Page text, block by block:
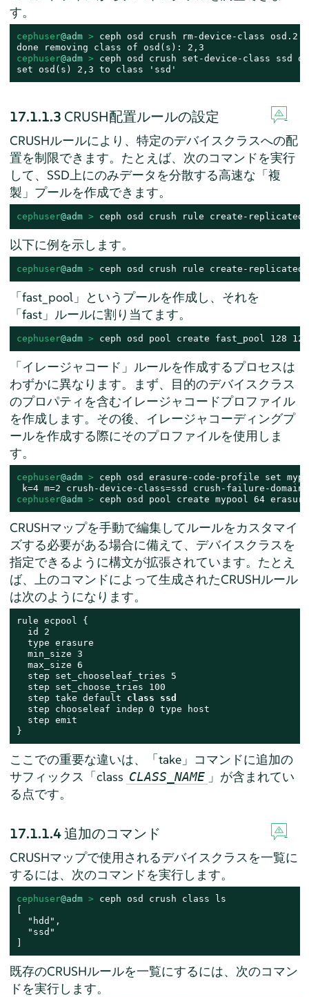
す。
cephuser@adm > ceph osd crush rm-device-class osd.2
cephuser@adm > ceph osd crush set-device-class ssd
set osd(s) 2,3 to class 'ssd'
17.1.1.3 CRUSH配置ルールの設定
CRUSHルールにより、特定のデバイスクラスへの配
置を制限できます。たとえば、次のコマンドを実行
して、SSD上にのみデータを分散する高速な「複
製」プールを作成できます。
cephuser@adm > ceph osd crush rule create-replicated
以下に例を示します。
cephuser@adm > ceph osd crush rule create-
「fast_pool」というプールを作成し、それを
「fast」ルールに割り当てます。
cephuser@adm > ceph osd pool create fast_pool 128
「イレージャコード」ルールを作成するプロセスは
わずかに異なります。
まず、目的のデバイスクラス
のプロパティを含むイレージャコードプロファイル
を作成します。その後、イレージャコーディングプ
ールを作成する際にそのプロファイルを使用しま
す。
cephuser@adm > ceph osd erasure-code-profile set
cephuser@adm > ceph osd pool create mypool 64
CRUSHマップを手動で編集してルールをカスタマイ
ズする必要がある場合に備えて、デバイスクラスを
指定できるように構文が拡張されています。たとえ
ば、上のコマンドによって生成されたCRUSHルール
は次のようになります。
rule ecpool {
  id 2
  type erasure
  min_size 3
  max_size 6
  step set_chooseleaf_tries 5
  step set_choose_tries 100
  step take default
class ssd
  step chooseleaf indep 0 type host
  step emit
}
ここでの重要な違いは、「take」コマンドに追加の
サフィックス「class CLASS_NAME 」が含まれてい
る点です。
17.1.1.4追加のコマンド
CRUSHマップで使用されるデバイスクラスを一覧に
するには、次のコマンドを実行します。
cephuser@adm > ceph osd crush class ls
[
  "hdd",
  "ssd"
]
既存のCRUSHルールを一覧にするには、次のコマン
ドを実行します。